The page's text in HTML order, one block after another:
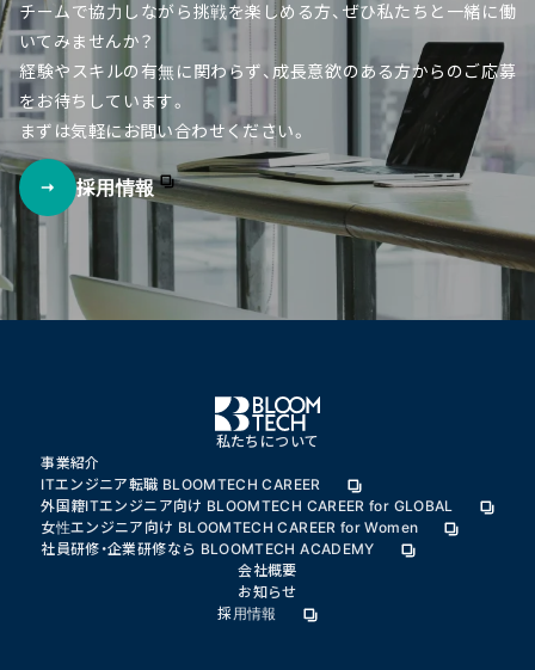
チームで協力しながら挑戦を楽しめる方、ぜひ私たちと一緒に働
いてみませんか？
経験やスキルの有無に関わらず、成長意欲のある方からのご応募
をお待ちしています。
まずは気軽にお問い合わせください。
採用情報
私たちについて
事業紹介
ITエンジニア転職 BLOOMTECH CAREER
外国籍ITエンジニア向け BLOOMTECH CAREER for GLOBAL
女性エンジニア向け BLOOMTECH CAREER for Women
社員研修・企業研修なら BLOOMTECH ACADEMY
会社概要
お知らせ
採用情報